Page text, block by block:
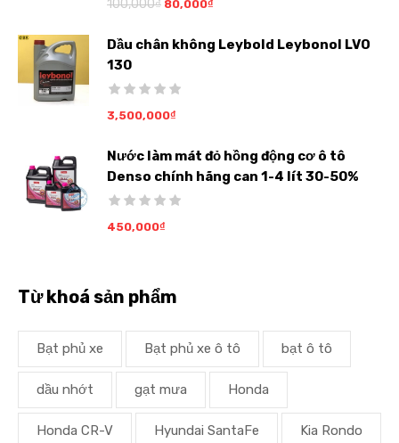
100,000₫ 80,000₫
Dầu chân không Leybold Leybonol LVO
130
3,500,000₫
Nước làm mát đỏ hồng động cơ ô tô
Denso chính hãng can 1-4 lít 30-50%
450,000₫
Từ khoá sản phẩm
Bạt phủ xe Bạt phủ xe ô tô bạt ô tô
dầu nhớt gạt mưa Honda
Honda CR-V Hyundai SantaFe Kia Rondo